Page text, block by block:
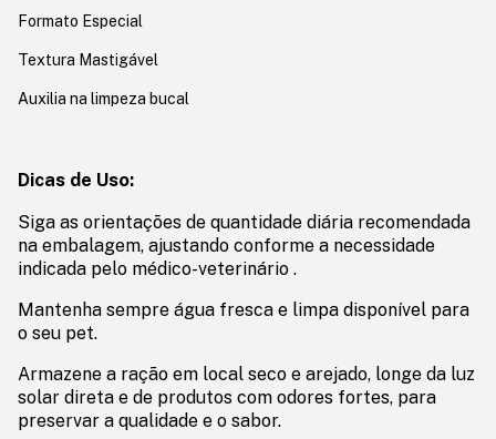
Formato Especial
Textura Mastigável
Auxilia na limpeza bucal
Dicas de Uso:
Siga as orientações de quantidade diária recomendada
na embalagem, ajustando conforme a necessidade
indicada pelo médico-veterinário .
Mantenha sempre água fresca e limpa disponível para
o seu pet.
Armazene a ração em local seco e arejado, longe da luz
solar direta e de produtos com odores fortes, para
preservar a qualidade e o sabor.